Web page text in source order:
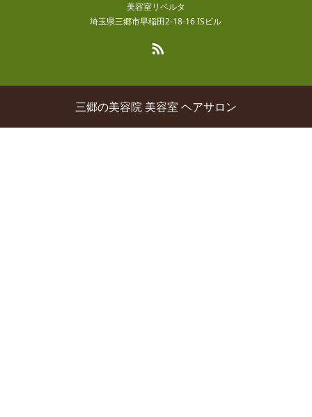
美容室リベルタ
埼玉県三郷市早稲田2-18-16 ISビル
三郷の美容院 美容室 ヘアサロン